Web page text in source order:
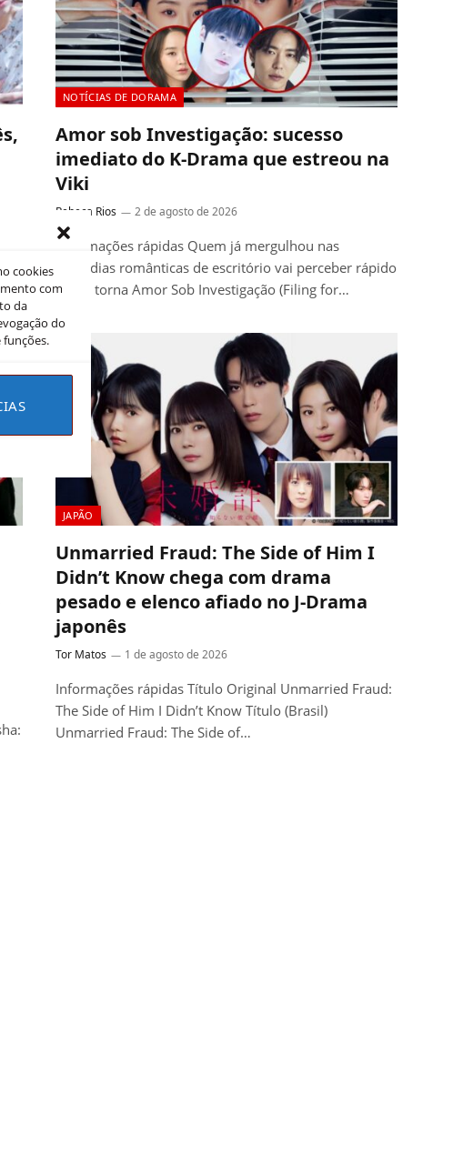
cookies
com
da
do
NOTÍCIAS DE DORAMA
Amor sob Investigação: sucesso
imediato do K-Drama que estreou na
Viki
Rebeca Rios 2 de agosto de 2026
Informações rápidas Quem já mergulhou nas
comédias românticas de escritório vai perceber rápido
o que torna Amor Sob Investigação (Filing for…
JAPÃO
Unmarried Fraud: The Side of Him I
Didn’t Know chega com drama
pesado e elenco afiado no J-Drama
japonês
Tor Matos 1 de agosto de 2026
Informações rápidas Título Original Unmarried Fraud:
The Side of Him I Didn’t Know Título (Brasil)
Unmarried Fraud: The Side of…